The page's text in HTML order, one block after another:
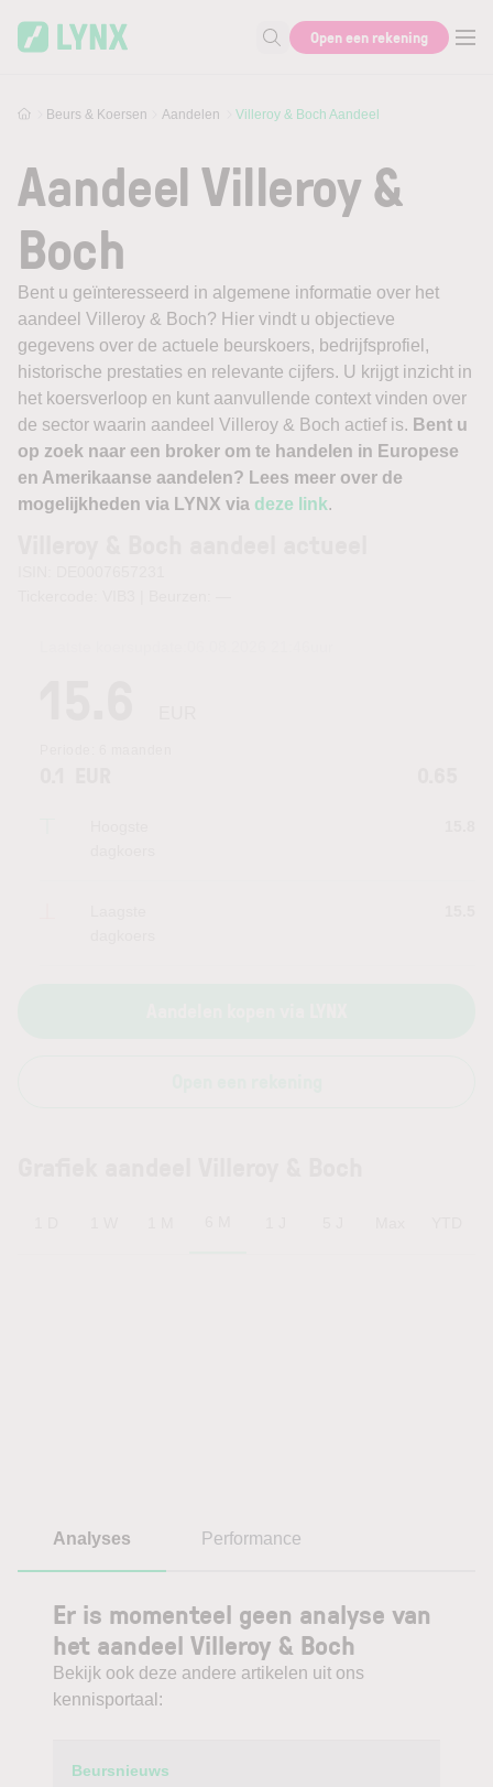
Zoek naar informatie
Open een rekening
Beurs & Koersen Aandelen Villeroy & Boch Aandeel
Aandeel Villeroy &
Boch
Bent u geïnteresseerd in algemene informatie over het
aandeel Villeroy & Boch? Hier vindt u objectieve
gegevens over de actuele beurskoers, bedrijfsprofiel,
historische prestaties en relevante cijfers. U krijgt inzicht in
het koersverloop en kunt aanvullende context vinden over
de sector waarin aandeel Villeroy & Boch actief is. Bent u
op zoek naar een broker om te handelen in Europese
en Amerikaanse aandelen? Lees meer over de
mogelijkheden via LYNX via deze link.
Analyses Performance
Er is momenteel geen analyse van
het aandeel Villeroy & Boch
Bekijk ook deze andere artikelen uit ons
kennisportaal:
Category
Beursnieuws